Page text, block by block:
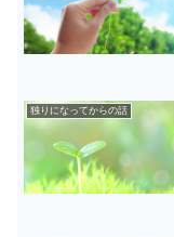
独りになってからの話